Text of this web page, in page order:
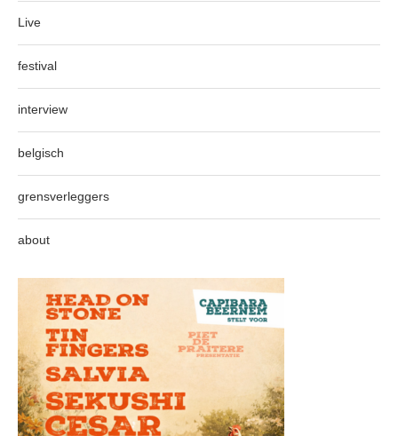
Live
festival
interview
belgisch
grensverleggers
about